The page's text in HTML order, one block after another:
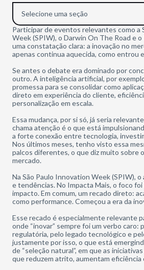
Selecione uma seção
Participar de eventos relevantes como a
Week (SPIW), o Darwin On The Road e
uma constatação clara: a inovação no
apenas continua aquecida, como entrou
Se antes o debate era dominado por
outro. A inteligência artificial, por
promessa para se consolidar como
direto em experiência do cliente,
personalização em escala.
Essa mudança, por si só, já seria
chama atenção é o que está
a forte conexão entre tecnologia,
Nos últimos meses, tenho visto essa
palcos diferentes, o que diz muito sobre
mercado.
Na São Paulo Innovation Week (SPIW),
e tendências. No Impacta Mais, o foco
impacto. Em comum, um recado direto:
como performance. Começou a era da
Esse recado é especialmente relevante
onde “inovar” sempre foi um verbo caro:
regulatória, pelo legado tecnológico e
justamente por isso, o que está
de “seleção natural”, em que as
que reduzem atrito, aumentam eficiência